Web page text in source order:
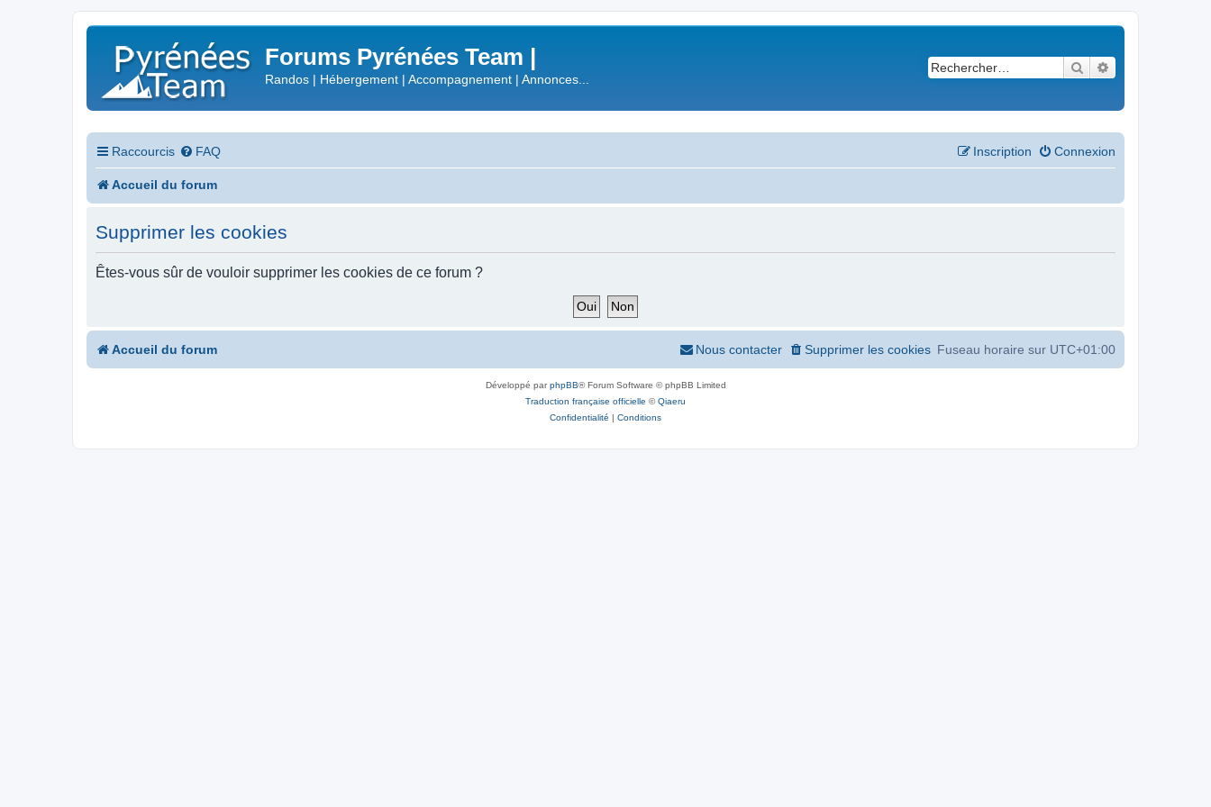
Forums Pyrénées Team |
Randos | Hébergement | Accompagnement | Annonces...
Rechercher
Raccourcis FAQ Connexion
Inscription
Accueil du forum
Supprimer les cookies
Êtes-vous sûr de vouloir supprimer les cookies de ce forum ?
Accueil du forum Fuseau horaire sur UTC+01:00
Supprimer les cookies
Nous contacter
Développé parphpBB® Forum Software © phpBB Limited
Traduction française officielle ©Qiaeru
Confidentialité | Conditions